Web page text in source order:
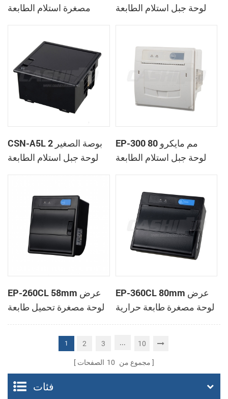
مصغرة استلام الطابعة
لوحة جبل استلام الطابعة
CSN-A5L 2 بوصة الصغير
لوحة جبل استلام الطابعة
EP-300 80 مم مايكرو
لوحة جبل استلام الطابعة
EP-260CL 58mm عرض
لوحة مصغرة تحميل طابعة
حرارية مع لصناعة
السيارات في القاطع
EP-360CL 80mm عرض
لوحة مصغرة طابعة حرارية
مع لصناعة السيارات في
1 2 3 ... 10
مجموع من 10 الصفحات
فئات